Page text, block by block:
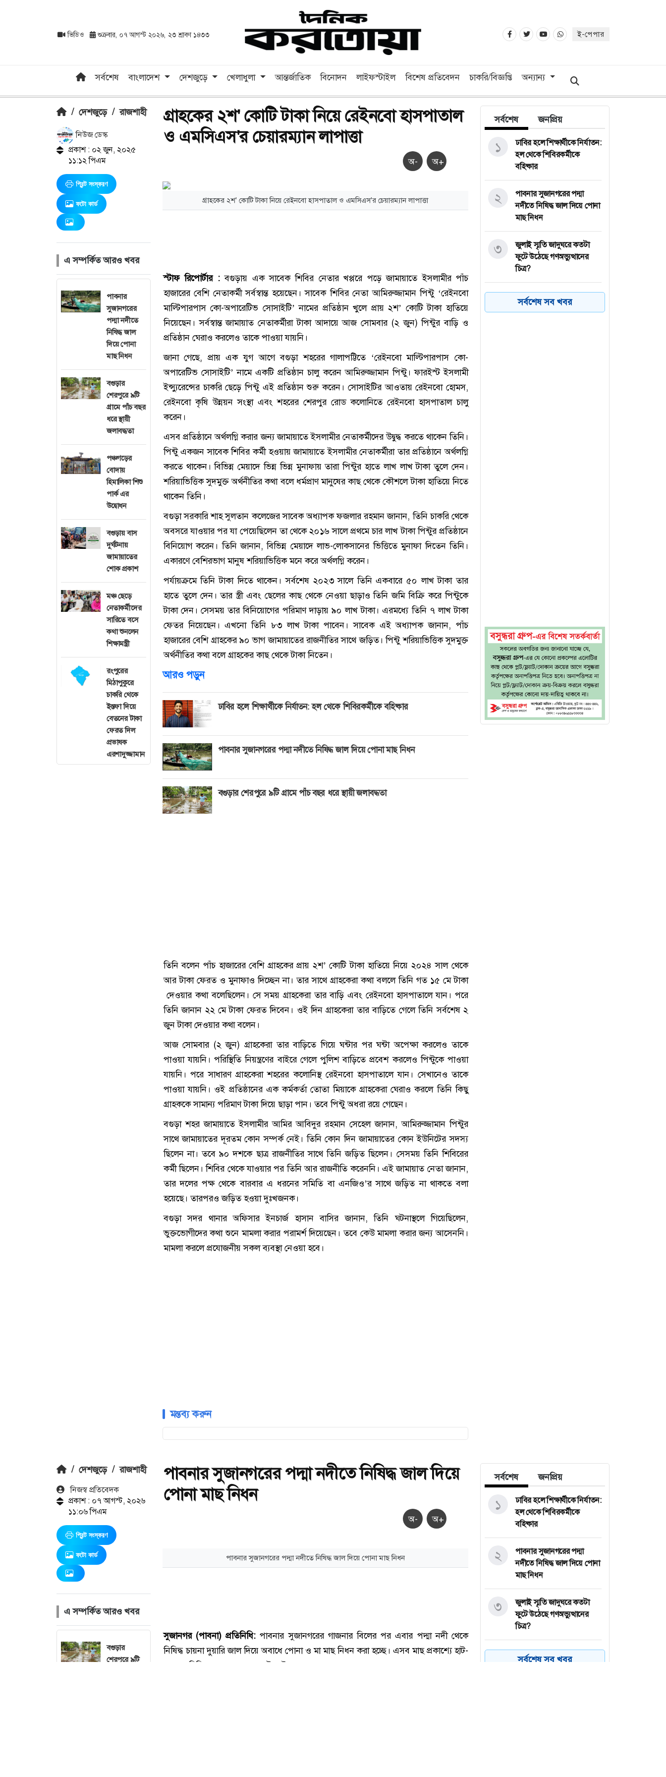
ভিডিও শুক্রবার, ০৭ আগস্ট ২০২৬, ২৩ শ্রাবণ ১৪৩৩ ই-পেপার
সর্বশেষ বাংলাদেশ দেশজুড়ে খেলাধুলা আন্তর্জাতিক বিনোদন লাইফস্টাইল বিশেষ প্রতিবেদন চাকরি/বিজ্ঞপ্তি অন্যান্য
/ দেশজুড়ে / রাজশাহী
নিউজ ডেস্ক
প্রকাশ : ০২ জুন, ২০২৫
১১:১২ পিএম
প্রিন্ট সংস্করণ
ফটো কার্ড
এ সম্পর্কিত আরও খবর
পাবনার
সুজানগরের
পদ্মা নদীতে
নিষিদ্ধ জাল
দিয়ে পোনা
মাছ নিধন
বগুড়ার
শেরপুরে ৯টি
গ্রামে পাঁচ বছর
ধরে স্থায়ী
জলাবদ্ধতা
পঞ্চগড়ের
বোদায়
হিমালিকা শিশু
পার্ক এর
উদ্বোধন
বগুড়ায় বাস
দুর্ঘটনায়
জামায়াতের
শোক প্রকাশ
মঞ্চ ছেড়ে
নেতাকর্মীদের
সারিতে বসে
কথা শুনলেন
শিক্ষামন্ত্রী
রংপুরের
মিঠাপুকুরে
চাকরি থেকে
ইস্তফা দিয়ে
বেতনের টাকা
ফেরত দিল
প্রভাষক
এরশাদুজ্জামান
গ্রাহকের ২শ' কোটি টাকা নিয়ে রেইনবো হাসপাতাল
ও এমসিএস'র চেয়ারম্যান লাপাত্তা
অ- অ+
গ্রাহকের ২শ' কোটি টাকা নিয়ে রেইনবো হাসপাতাল ও এমসিএস'র চেয়ারম্যান লাপাত্তা
স্টাফ রিপোর্টার :বগুড়ায় এক সাবেক শিবির নেতার খপ্পরে পড়ে জামায়াতে ইসলামীর পাঁচ
হাজারের বেশি নেতাকর্মী সর্বস্বান্ত হয়েছেন। সাবেক শিবির নেতা আমিরুজ্জামান পিন্টু ‘রেইনবো
মাল্টিপারপাস কো-অপারেটিভ সোসাইটি’ নামের প্রতিষ্ঠান খুলে প্রায় ২শ’ কোটি টাকা হাতিয়ে
নিয়েছেন। সর্বস্বান্ত জামায়াত নেতাকর্মীরা টাকা আদায়ে আজ সোমবার (২ জুন) পিন্টুর বাড়ি ও
প্রতিষ্ঠান ঘেরাও করলেও তাকে পাওয়া যায়নি।
জানা গেছে, প্রায় এক যুগ আগে বগুড়া শহরের গালাপট্টিতে ‘রেইনবো মাল্টিপারপাস কো-
অপারেটিভ সোসাইটি’ নামে একটি প্রতিষ্ঠান চালু করেন আমিরুজ্জামান পিন্টু। ফারইস্ট ইসলামী
ইন্স্যুরেন্সের চাকরি ছেড়ে পিন্টু এই প্রতিষ্ঠান শুরু করেন। সোসাইটির আওতায় রেইনবো হোমস,
রেইনবো কৃষি উন্নয়ন সংস্থা এবং শহরের শেরপুর রোড কলোনিতে রেইনবো হাসপাতাল চালু
করেন।
এসব প্রতিষ্ঠানে অর্থলগ্নি করার জন্য জামায়াতে ইসলামীর নেতাকর্মীদের উদ্বুদ্ধ করতে থাকেন তিনি।
পিন্টু একজন সাবেক শিবির কর্মী হওয়ায় জামায়াতে ইসলামীর নেতাকর্মীরা তার প্রতিষ্ঠানে অর্থলগ্নি
করতে থাকেন। বিভিন্ন মেয়াদে ভিন্ন ভিন্ন মুনাফায় তারা পিন্টুর হাতে লাখ লাখ টাকা তুলে দেন।
শরিয়াভিত্তিক সুদমুক্ত অর্থনীতির কথা বলে ধর্মপ্রাণ মানুষের কাছ থেকে কৌশলে টাকা হাতিয়ে নিতে
থাকেন তিনি।
বগুড়া সরকারি শাহ সুলতান কলেজের সাবেক অধ্যাপক ফজলার রহমান জানান, তিনি চাকরি থেকে
অবসরে যাওয়ার পর যা পেয়েছিলেন তা থেকে ২০১৬ সালে প্রথমে চার লাখ টাকা পিন্টুর প্রতিষ্ঠানে
বিনিয়োগ করেন। তিনি জানান, বিভিন্ন মেয়াদে লাভ-লোকসানের ভিত্তিতে মুনাফা দিতেন তিনি।
একারণে বেশিরভাগ মানুষ শরিয়াভিত্তিক মনে করে অর্থলগ্নি করেন।
পর্যায়ক্রমে তিনি টাকা দিতে থাকেন। সর্বশেষ ২০২৩ সালে তিনি একবারে ৫০ লাখ টাকা তার
হাতে তুলে দেন। তার স্ত্রী এবং ছেলের কাছ থেকে নেওয়া ছাড়াও তিনি জমি বিক্রি করে পিন্টুকে
টাকা দেন। সেসময় তার বিনিয়োগের পরিমাণ দাড়ায় ৯০ লাখ টাকা। এরমধ্যে তিনি ৭ লাখ টাকা
ফেতর নিয়েছেন। এখনো তিনি ৮৩ লাখ টাকা পাবেন। সাবেক এই অধ্যাপক জানান, পাঁচ
হাজারের বেশি গ্রাহকের ৯০ ভাগ জামায়াতের রাজনীতির সাথে জড়িত। পিন্টু শরিয়াভিত্তিক সুদমুক্ত
অর্থনীতির কথা বলে গ্রাহকের কাছ থেকে টাকা নিতেন।
আরও পড়ুন
ঢাবির হলে শিক্ষার্থীকে নির্যাতন: হল থেকে শিবিরকর্মীকে বহিষ্কার
পাবনার সুজানগরের পদ্মা নদীতে নিষিদ্ধ জাল দিয়ে পোনা মাছ নিধন
বগুড়ার শেরপুরে ৯টি গ্রামে পাঁচ বছর ধরে স্থায়ী জলাবদ্ধতা
তিনি বলেন পাঁচ হাজারের বেশি গ্রাহকের প্রায় ২শ’ কোটি টাকা হাতিয়ে নিয়ে ২০২৪ সাল থেকে
আর টাকা ফেরত ও মুনাফাও দিচ্ছেন না। তার সাথে গ্রাহকেরা কথা বললে তিনি গত ১৫ মে টাকা
দেওয়ার কথা বলেছিলেন। সে সময় গ্রাহকেরা তার বাড়ি এবং রেইনবো হাসপাতালে যান। পরে
তিনি জানান ২২ মে টাকা ফেরত দিবেন। ওই দিন গ্রাহকেরা তার বাড়িতে গেলে তিনি সর্বশেষ ২
জুন টাকা দেওয়ার কথা বলেন।
আজ সোমবার (২ জুন) গ্রাহকেরা তার বাড়িতে গিয়ে ঘন্টার পর ঘন্টা অপেক্ষা করলেও তাকে
পাওয়া যায়নি। পরিস্থিতি নিয়ন্ত্রণের বাইরে গেলে পুলিশ বাড়িতে প্রবেশ করলেও পিন্টুকে পাওয়া
যায়নি। পরে সাধারণ গ্রাহকেরা শহরের কলোনিস্থ রেইনবো হাসপাতালে যান। সেখানেও তাকে
পাওয়া যায়নি। ওই প্রতিষ্ঠানের এক কর্মকর্তা তোতা মিয়াকে গ্রাহকেরা ঘেরাও করলে তিনি কিছু
গ্রাহককে সামান্য পরিমাণ টাকা দিয়ে ছাড়া পান। তবে পিন্টু অধরা রয়ে গেছেন।
বগুড়া শহর জামায়াতে ইসলামীর আমির আবিদুর রহমান সেহেল জানান, আমিরুজ্জামান পিন্টুর
সাথে জামায়াতের দূরতম কোন সম্পর্ক নেই। তিনি কোন দিন জামায়াতের কোন ইউনিটের সদস্য
ছিলেন না। তবে ৯০ দশকে ছাত্র রাজনীতির সাথে তিনি জড়িত ছিলেন। সেসময় তিনি শিবিরের
কর্মী ছিলেন। শিবির থেকে যাওয়ার পর তিনি আর রাজনীতি করেননি। এই জামায়াত নেতা জানান,
তার দলের পক্ষ থেকে বারবার এ ধরনের সমিতি বা এনজিও’র সাথে জড়িত না থাকতে বলা
হয়েছে। তারপরও জড়িত হওয়া দুঃখজনক।
বগুড়া সদর থানার অফিসার ইনচার্জ হাসান বাসির জানান, তিনি ঘটনাস্থলে গিয়েছিলেন,
ভুক্তভোগীদের কথা শুনে মামলা করার পরামর্শ দিয়েছেন। তবে কেউ মামলা করার জন্য আসেননি।
মামলা করলে প্রযোজনীয় সকল ব্যবস্থা নেওয়া হবে।
মন্তব্য করুন
সর্বশেষ জনপ্রিয়
ঢাবির হলে শিক্ষার্থীকে নির্যাতন:
হল থেকে শিবিরকর্মীকে
বহিষ্কার
১
পাবনার সুজানগরের পদ্মা
নদীতে নিষিদ্ধ জাল দিয়ে পোনা
মাছ নিধন
২
জুলাই স্মৃতি জাদুঘরে কতটা
ফুটে উঠেছে গণঅভ্যুত্থানের
চিত্র?
৩
বগুড়ার শেরপুরে ৯টি গ্রামে পাঁচ
বছর ধরে স্থায়ী জলাবদ্ধতা
সর্বশেষ সব খবর
/ দেশজুড়ে / রাজশাহী
নিজস্ব প্রতিবেদক
প্রকাশ : ০৭ আগস্ট, ২০২৬
১১:০৬ পিএম
প্রিন্ট সংস্করণ
ফটো কার্ড
এ সম্পর্কিত আরও খবর
বগুড়ার
শেরপুরে ৯টি
পাবনার সুজানগরের পদ্মা নদীতে নিষিদ্ধ জাল দিয়ে
পোনা মাছ নিধন
অ- অ+
সর্বশেষ জনপ্রিয়
ঢাবির হলে শিক্ষার্থীকে নির্যাতন:
হল থেকে শিবিরকর্মীকে
বহিষ্কার
১
পাবনার সুজানগরের পদ্মা
নদীতে নিষিদ্ধ জাল দিয়ে পোনা
মাছ নিধন
২
জুলাই স্মৃতি জাদুঘরে কতটা
ফুটে উঠেছে গণঅভ্যুত্থানের
চিত্র?
৩
বগুড়ার শেরপুরে ৯টি গ্রামে পাঁচ
বছর ধরে স্থায়ী জলাবদ্ধতা
সর্বশেষ সব খবর